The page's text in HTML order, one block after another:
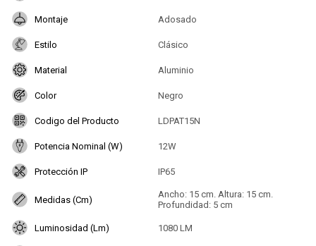
Montaje Adosado
Estilo Clásico
Material Aluminio
Color Negro
Codigo del Producto LDPAT15N
Potencia Nominal (W) 12W
Protección IP IP65
Medidas (Cm)
Ancho: 15 cm. Altura: 15 cm.
Profundidad: 5 cm
Luminosidad (Lm) 1080 LM